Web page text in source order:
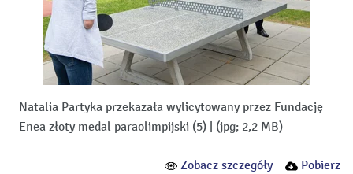
Natalia Partyka przekazała wylicytowany przez Fundację
Enea złoty medal paraolimpijski (5)
(jpg; 2,2 MB)
Zobacz szczegóły Pobierz